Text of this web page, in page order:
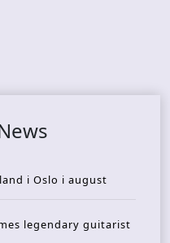
i Oslo i august
legendary guitarist